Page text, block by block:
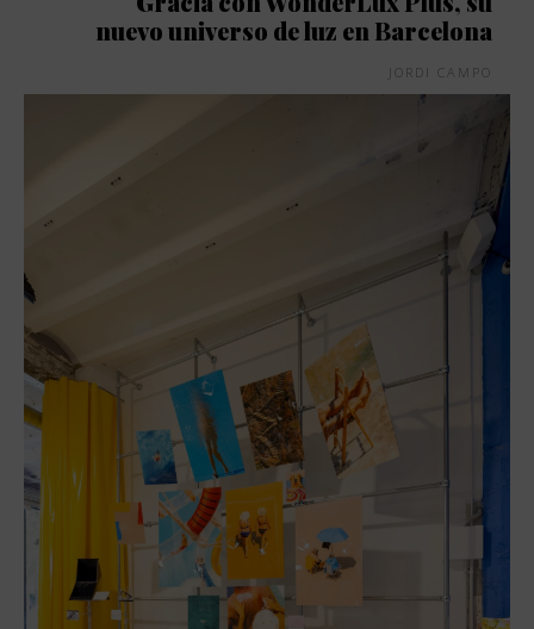
nuevo universo de luz en Barcelona
JORDI CAMPO